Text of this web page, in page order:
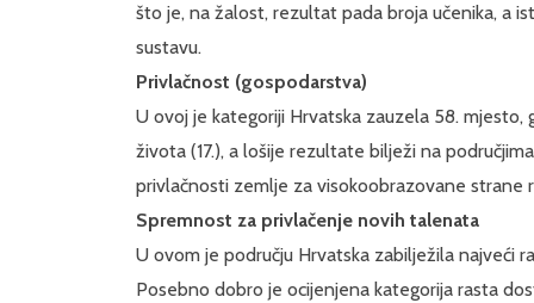
što je, na žalost, rezultat pada broja učenika, a
sustavu.
Privlačnost (gospodarstva)
U ovoj je kategoriji Hrvatska zauzela 58.
života (17.), a lošije rezultate bilježi na
privlačnosti zemlje za visokoobrazovane strane
Spremnost za privlačenje novih talenata
U ovom je području Hrvatska zabilježila najveći
Posebno dobro je ocijenjena kategorija rasta